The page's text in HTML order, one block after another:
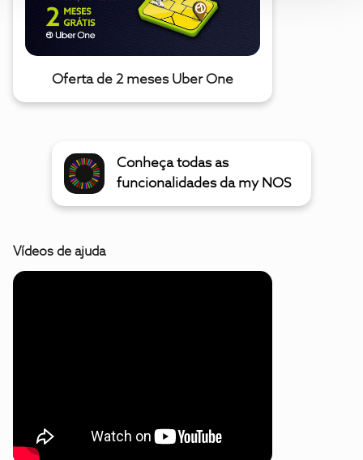
Oferta de 2 meses Uber One
Conheça todas as
funcionalidades da my NOS
Vídeos de ajuda